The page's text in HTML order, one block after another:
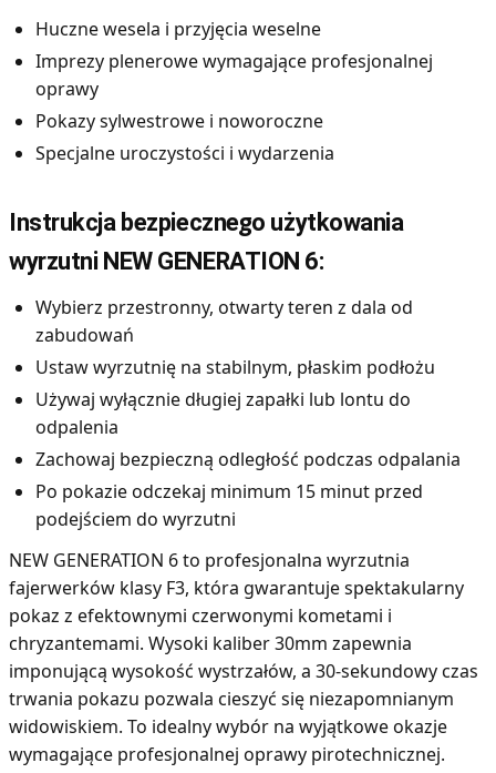
Huczne wesela i przyjęcia weselne
Imprezy plenerowe wymagające profesjonalnej
oprawy
Pokazy sylwestrowe i noworoczne
Specjalne uroczystości i wydarzenia
Instrukcja bezpiecznego użytkowania
wyrzutni NEW GENERATION 6:
Wybierz przestronny, otwarty teren z dala od
zabudowań
Ustaw wyrzutnię na stabilnym, płaskim podłożu
Używaj wyłącznie długiej zapałki lub lontu do
odpalenia
Zachowaj bezpieczną odległość podczas odpalania
Po pokazie odczekaj minimum 15 minut przed
podejściem do wyrzutni
NEW GENERATION 6 to profesjonalna wyrzutnia
fajerwerków klasy F3, która gwarantuje spektakularny
pokaz z efektownymi czerwonymi kometami i
chryzantemami. Wysoki kaliber 30mm zapewnia
imponującą wysokość wystrzałów, a 30-sekundowy czas
trwania pokazu pozwala cieszyć się niezapomnianym
widowiskiem. To idealny wybór na wyjątkowe okazje
wymagające profesjonalnej oprawy pirotechnicznej.